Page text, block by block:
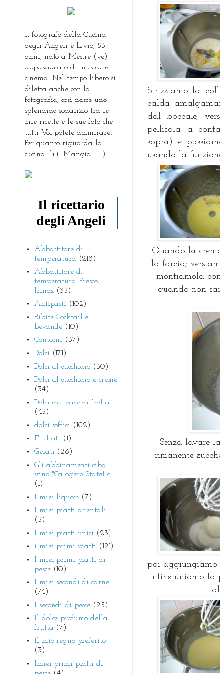
Strizziamo la
calda
dal boccale,
pellicola a
sopra) e
usando la
Quando la
la farcia;
montiamola
quando non
Senza lavare
rimanente
poi aggiungiamo
infine uniamo la
Il fotografo della Cucina
degli Angeli è Livio, 53
anni, nato a Mestre (ve)
appassionato di musica e
cinema. Nel tempo libero si
diletta anche con la
fotografia, così nasce uno
splendido sodalizio tra le
mie ricette e le sue foto che
tutti Voi potete ammirare...
Per quanto riguarda la
cucina...lui...Mangia ... :)
Il ricettario
degli Angeli
Abbattitore di
temperatura (218)
Abbattitore di
temperatura Fresco
Irinox (35)
Antipasti (102)
Bibite Cocktail e
bevande (10)
Contorni (37)
Dolci (171)
Dolci al cucchiaio (30)
Dolci al cucchiaio e creme
(34)
Dolci con base di frolla
(45)
dolci soffici (102)
Frullati (1)
Gelati (26)
Gli abbinamenti cibo
vino "Calogero Statella"
(1)
I miei liquori (7)
I miei piatti orientali
(5)
I miei piatti unici (23)
i miei primi piatti (121)
I miei primi piatti di
pesce (10)
I miei secondi di carne
(74)
I secondi di pesce (25)
Il dolce profumo della
frutta (7)
Il mio regno preferito
(3)
Imiei primi piatti di